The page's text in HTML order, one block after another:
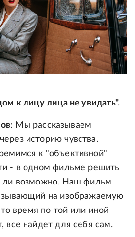
к лицу лица не увидать".
: Мы рассказываем
историю чувства.
к "объективной"
- в одном фильме решить
ли возможно. Наш фильм
на изображаемую
время по той или иной
все найдет для себя сам.